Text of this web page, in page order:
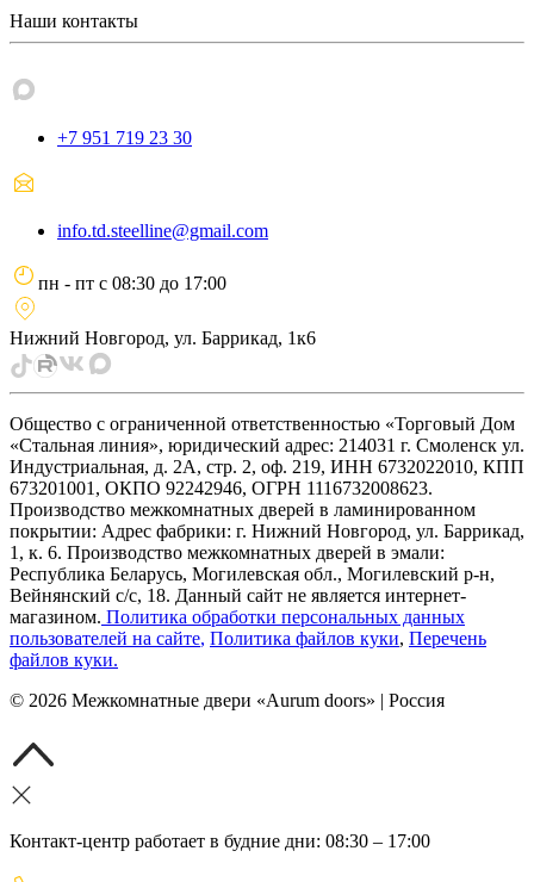
Наши контакты
+7 951 719 23 30
info.td.steelline@gmail.com
пн - пт с 08:30 до 17:00
Нижний Новгород, ул. Баррикад, 1к6
Общество с ограниченной ответственностью «Торговый Дом
«Стальная линия», юридический адрес: 214031 г. Смоленск ул.
Индустриальная, д. 2А, стр. 2, оф. 219, ИНН 6732022010, КПП
673201001, ОКПО 92242946, ОГРН 1116732008623.
Производство межкомнатных дверей в ламинированном
покрытии: Адрес фабрики: г. Нижний Новгород, ул. Баррикад,
1, к. 6. Производство межкомнатных дверей в эмали:
Республика Беларусь, Могилевская обл., Могилевский р-н,
Вейнянский с/с, 18. Данный сайт не является интернет-
магазином. Политика обработки персональных данных
пользователей на сайте, Политика файлов куки, Перечень
файлов куки.
© 2026 Межкомнатные двери «Aurum doors» | Россия
Контакт-центр работает в будние дни: 08:30 – 17:00